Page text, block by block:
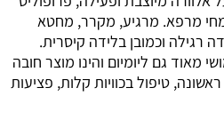
מרפא. מרגיע, מקרר, מחטא
רגילה וכמובן בלידה קיסרית.
מאוד גם ליומיום והינו מוצר חובה
טיפול בכוויות קלות, פציעות